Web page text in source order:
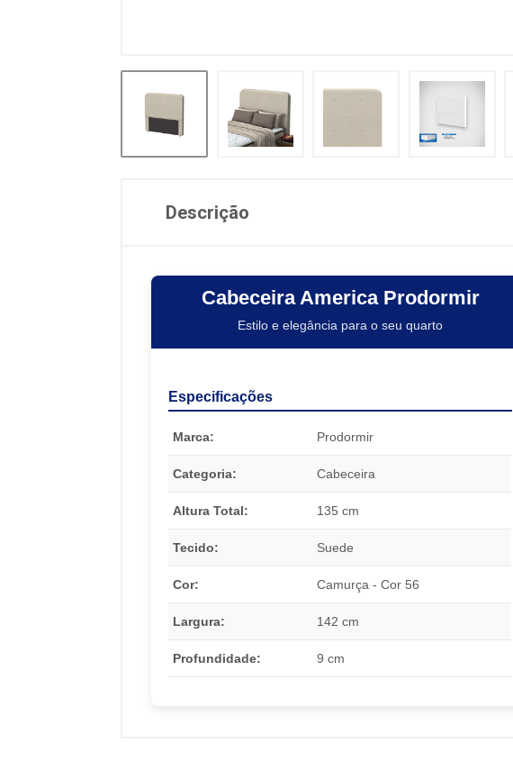
Descrição
Cabeceira America Prodormir
Estilo e elegância para o seu quarto
Especificações
Marca: Prodormir
Categoria: Cabeceira
Altura Total: 135 cm
Tecido: Suede
Cor: Camurça - Cor 56
Largura: 142 cm
Profundidade: 9 cm